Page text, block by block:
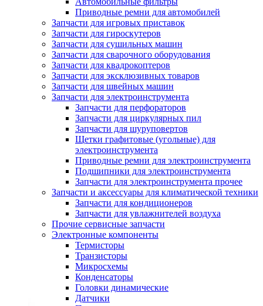
Приводные ремни для автомобилей
Запчасти для игровых приставок
Запчасти для гироскутеров
Запчасти для сушильных машин
Запчасти для сварочного оборудования
Запчасти для квадрокоптеров
Запчасти для эксклюзивных товаров
Запчасти для швейных машин
Запчасти для электроинструмента
Запчасти для перфораторов
Запчасти для циркулярных пил
Запчасти для шуруповертов
Щетки графитовые (угольные) для
электроинструмента
Приводные ремни для электроинструмента
Подшипники для электроинструмента
Запчасти для электроинструмента прочее
Запчасти и аксессуары для климатической техники
Запчасти для кондиционеров
Запчасти для увлажнителей воздуха
Прочие сервисные запчасти
Электронные компоненты
Термисторы
Транзисторы
Микросхемы
Конденсаторы
Головки динамические
Датчики